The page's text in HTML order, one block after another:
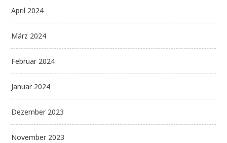
April 2024
März 2024
Februar 2024
Januar 2024
Dezember 2023
November 2023